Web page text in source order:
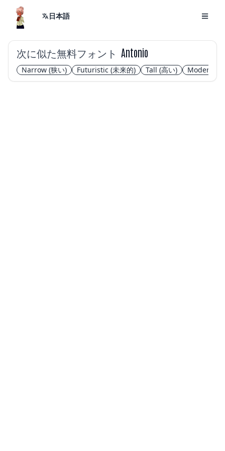
日本語
次に似た無料フォント Antonio
Narrow (狭い) Futuristic (未来的) Tall (高い) Modern